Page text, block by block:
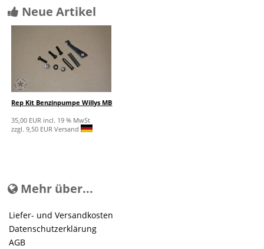
Neue Artikel
Rep Kit Benzinpumpe Willys MB
35,00 EUR incl. 19 % MwSt
zzgl. 9,50 EUR Versand
Mehr über...
Liefer- und Versandkosten
Datenschutzerklärung
AGB